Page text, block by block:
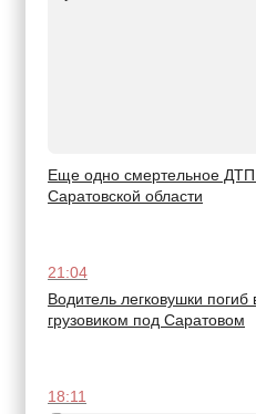
Еще одно смертельное ДТП
Саратовской области
21:04
Водитель легковушки погиб
грузовиком под Саратовом
18:11